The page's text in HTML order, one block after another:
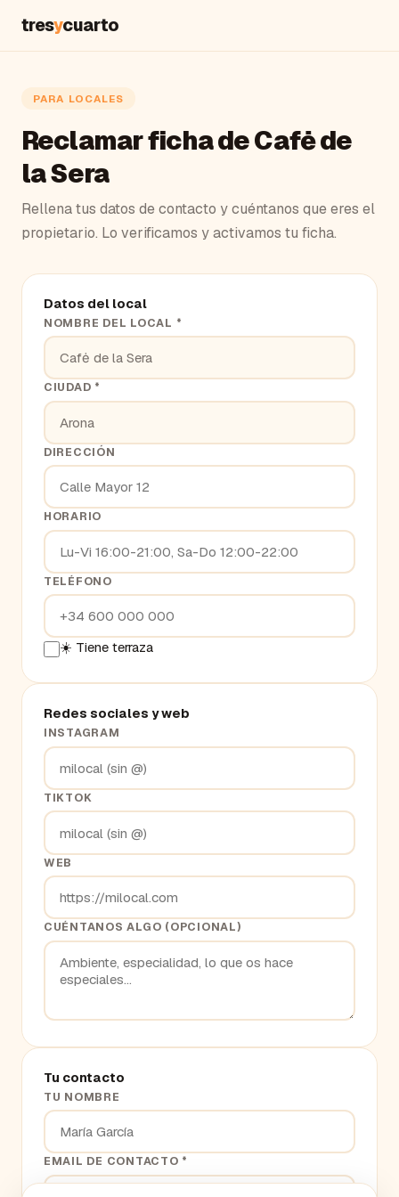
tresycuarto
PARA LOCALES
Reclamar ficha de Cafė de
la Sera
Rellena tus datos de contacto y cuéntanos que eres el
propietario. Lo verificamos y activamos tu ficha.
Datos del local
NOMBRE DEL LOCAL *
CIUDAD *
DIRECCIÓN
HORARIO
TELÉFONO
☀️ Tiene terraza
Redes sociales y web
INSTAGRAM
TIKTOK
WEB
CUÉNTANOS ALGO (OPCIONAL)
Tu contacto
TU NOMBRE
EMAIL DE CONTACTO *